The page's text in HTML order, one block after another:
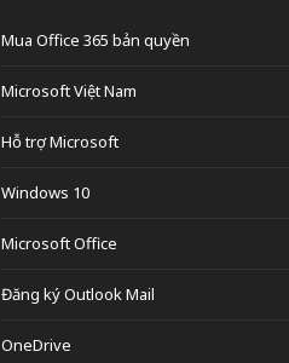
Mua Office 365 bản quyền
Microsoft Việt Nam
Hỗ trợ Microsoft
Windows 10
Microsoft Office
Đăng ký Outlook Mail
OneDrive